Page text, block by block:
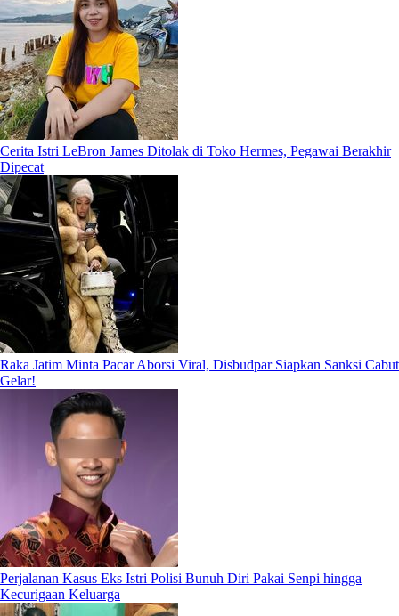
Cerita Istri LeBron James Ditolak di Toko Hermes, Pegawai Berakhir
Dipecat
Raka Jatim Minta Pacar Aborsi Viral, Disbudpar Siapkan Sanksi Cabut
Gelar!
Perjalanan Kasus Eks Istri Polisi Bunuh Diri Pakai Senpi hingga
Kecurigaan Keluarga